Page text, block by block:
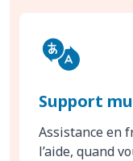
Support
Assistance en
l’aide, quand